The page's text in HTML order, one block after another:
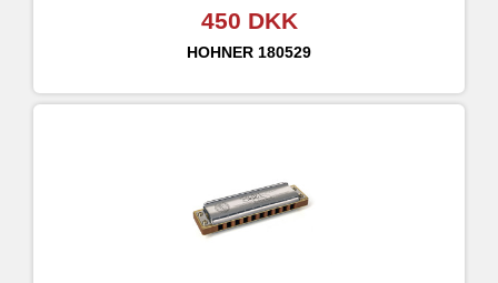
450 DKK
HOHNER 180529